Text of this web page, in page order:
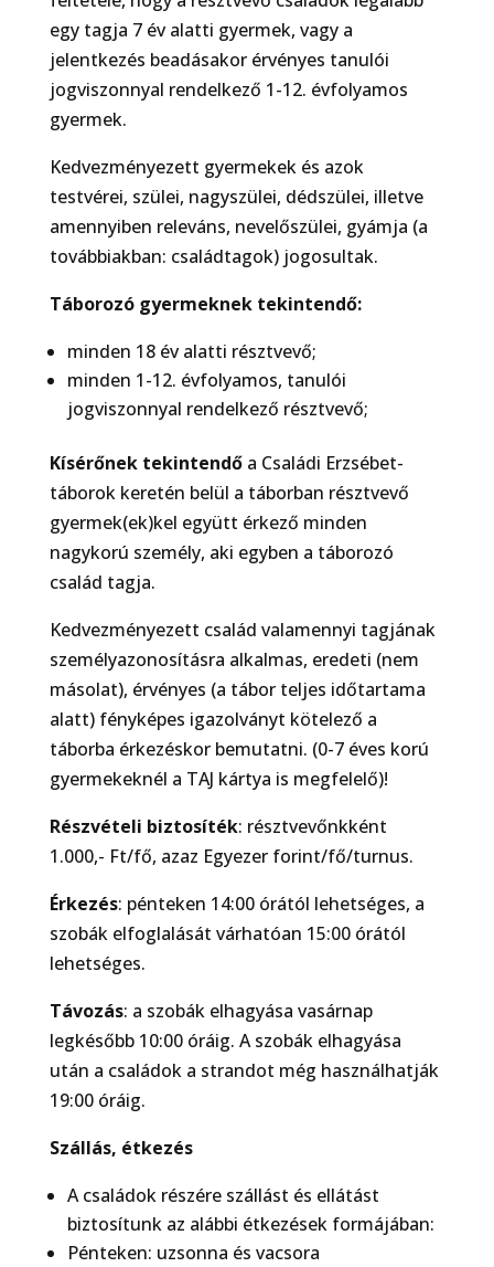
egy tagja 7 év alatti gyermek, vagy a
jelentkezés beadásakor érvényes tanulói
jogviszonnyal rendelkező 1-12. évfolyamos
gyermek.
Kedvezményezett gyermekek és azok
testvérei, szülei, nagyszülei, dédszülei, illetve
amennyiben releváns, nevelőszülei, gyámja (a
továbbiakban: családtagok) jogosultak.
Táborozó gyermeknek tekintendő:
minden 18 év alatti résztvevő;
minden 1-12. évfolyamos, tanulói
jogviszonnyal rendelkező résztvevő;
Kísérőnek tekintendőa Családi Erzsébet-
táborok keretén belül a táborban résztvevő
gyermek(ek)kel együtt érkező minden
nagykorú személy, aki egyben a táborozó
család tagja.
Kedvezményezett család valamennyi tagjának
személyazonosításra alkalmas, eredeti (nem
másolat), érvényes (a tábor teljes időtartama
alatt) fényképes igazolványt kötelező a
táborba érkezéskor bemutatni. (0-7 éves korú
gyermekeknél a TAJ kártya is megfelelő)!
Részvételi biztosíték: résztvevőnkként
1.000,- Ft/fő, azaz Egyezer forint/fő/turnus.
Érkezés: pénteken 14:00 órától lehetséges, a
szobák elfoglalását várhatóan 15:00 órától
lehetséges.
Távozás: a szobák elhagyása vasárnap
legkésőbb 10:00 óráig. A szobák elhagyása
után a családok a strandot még használhatják
19:00 óráig.
Szállás, étkezés
A családok részére szállást és ellátást
biztosítunk az alábbi étkezések formájában:
Pénteken: uzsonna és vacsora